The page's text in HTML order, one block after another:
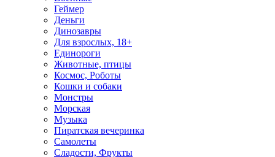
Геймер
Деньги
Динозавры
Для взрослых, 18+
Единороги
Животные, птицы
Космос, Роботы
Кошки и собаки
Монстры
Морская
Музыка
Пиратская вечеринка
Самолеты
Сладости, Фрукты